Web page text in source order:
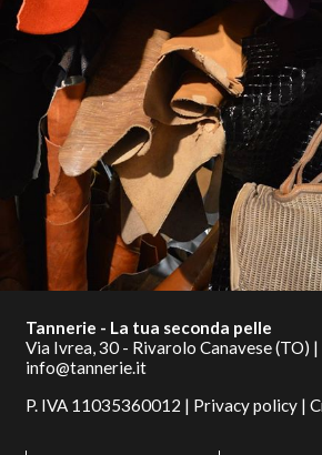
Tannerie - La tua seconda pelle
Via Ivrea, 30 - Rivarolo Canavese (TO) |
info@tannerie.it
P. IVA 11035360012 | Privacy policy |